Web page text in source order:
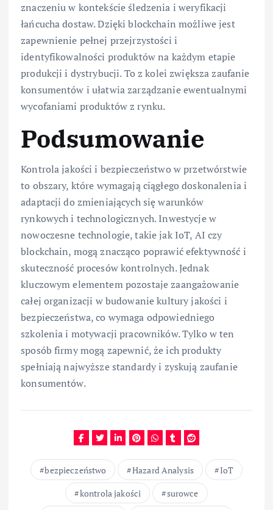
znaczeniu w kontekście śledzenia i weryfikacji
łańcucha dostaw. Dzięki blockchain możliwe jest
zapewnienie pełnej przejrzystości i
identyfikowalności produktów na każdym etapie
produkcji i dystrybucji. To z kolei zwiększa zaufanie
konsumentów i ułatwia zarządzanie ewentualnymi
wycofaniami produktów z rynku.
Podsumowanie
Kontrola jakości i bezpieczeństwo w przetwórstwie
to obszary, które wymagają ciągłego doskonalenia i
adaptacji do zmieniających się warunków
rynkowych i technologicznych. Inwestycje w
nowoczesne technologie, takie jak IoT, AI czy
blockchain, mogą znacząco poprawić efektywność i
skuteczność procesów kontrolnych. Jednak
kluczowym elementem pozostaje zaangażowanie
całej organizacji w budowanie kultury jakości i
bezpieczeństwa, co wymaga odpowiedniego
szkolenia i motywacji pracowników. Tylko w ten
sposób firmy mogą zapewnić, że ich produkty
spełniają najwyższe standardy i zyskują zaufanie
konsumentów.
bezpieczeństwo Hazard Analysis
IoT
kontrola jakości
surowce